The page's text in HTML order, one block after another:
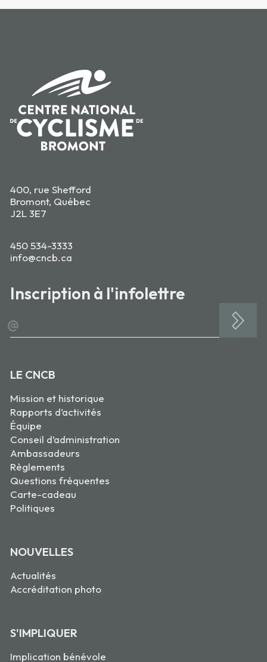
400, rue Shefford
Bromont, Québec
J2L 3E7
450 534-3333
info@cncb.ca
Inscription à l'infolettre
@
LE CNCB
Mission et historique
Rapports d’activités
Équipe
Conseil d’administration
Ambassadeurs
Règlements
Questions fréquentes
Carte-cadeau
Politiques
NOUVELLES
Actualités
Accréditation photo
S'IMPLIQUER
Implication bénévole